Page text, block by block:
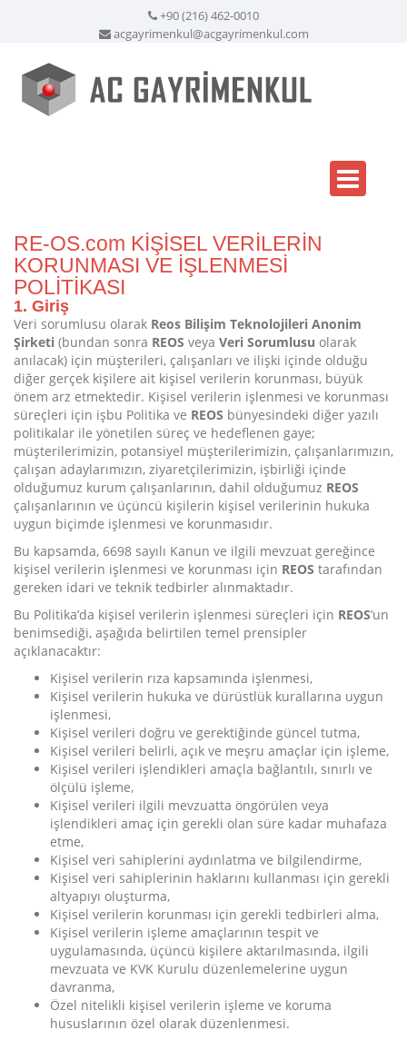
+90 (216) 462-0010
acgayrimenkul@acgayrimenkul.com
RE-OS.com KİŞİSEL VERİLERİN
KORUNMASI VE İŞLENMESİ
POLİTİKASI
1. Giriş
Veri sorumlusu olarak Reos Bilişim Teknolojileri Anonim
Şirketi (bundan sonra REOS veya Veri Sorumlusu olarak
anılacak) için müşterileri, çalışanları ve ilişki içinde olduğu
diğer gerçek kişilere ait kişisel verilerin korunması, büyük
önem arz etmektedir. Kişisel verilerin işlenmesi ve korunması
süreçleri için işbu Politika ve REOS bünyesindeki diğer yazılı
politikalar ile yönetilen süreç ve hedeflenen gaye;
müşterilerimizin, potansiyel müşterilerimizin, çalışanlarımızın,
çalışan adaylarımızın, ziyaretçilerimizin, işbirliği içinde
olduğumuz kurum çalışanlarının, dahil olduğumuz REOS
çalışanlarının ve üçüncü kişilerin kişisel verilerinin hukuka
uygun biçimde işlenmesi ve korunmasıdır.
Bu kapsamda, 6698 sayılı Kanun ve ilgili mevzuat gereğince
kişisel verilerin işlenmesi ve korunması için REOS tarafından
gereken idari ve teknik tedbirler alınmaktadır.
Bu Politika’da kişisel verilerin işlenmesi süreçleri için REOS’un
benimsediği, aşağıda belirtilen temel prensipler
açıklanacaktır:
Kişisel verilerin rıza kapsamında işlenmesi,
Kişisel verilerin hukuka ve dürüstlük kurallarına uygun
işlenmesi,
Kişisel verileri doğru ve gerektiğinde güncel tutma,
Kişisel verileri belirli, açık ve meşru amaçlar için işleme,
Kişisel verileri işlendikleri amaçla bağlantılı, sınırlı ve
ölçülü işleme,
Kişisel verileri ilgili mevzuatta öngörülen veya
işlendikleri amaç için gerekli olan süre kadar muhafaza
etme,
Kişisel veri sahiplerini aydınlatma ve bilgilendirme,
Kişisel veri sahiplerinin haklarını kullanması için gerekli
altyapıyı oluşturma,
Kişisel verilerin korunması için gerekli tedbirleri alma,
Kişisel verilerin işleme amaçlarının tespit ve
uygulamasında, üçüncü kişilere aktarılmasında, ilgili
mevzuata ve KVK Kurulu düzenlemelerine uygun
davranma,
Özel nitelikli kişisel verilerin işleme ve koruma
hususlarının özel olarak düzenlenmesi.